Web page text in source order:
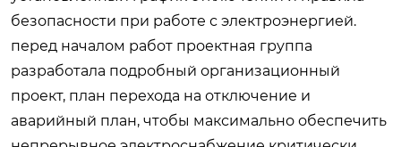
безопасности при работе с электроэнергией.
перед началом работ проектная группа
разработала подробный организационный
проект, план перехода на отключение и
аварийный план, чтобы максимально обеспечить